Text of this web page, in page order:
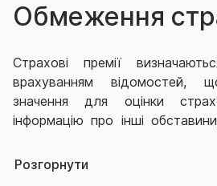
Обмеження
Страхові премії
врахуванням відомостей,
значення для оцінки
інформацію про інші
Розгорнути